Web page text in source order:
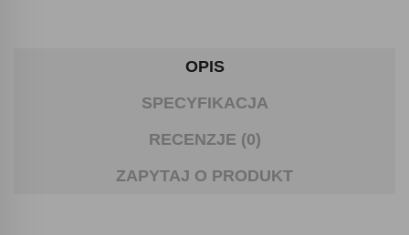
OPIS
SPECYFIKACJA
RECENZJE (0)
ZAPYTAJ O PRODUKT